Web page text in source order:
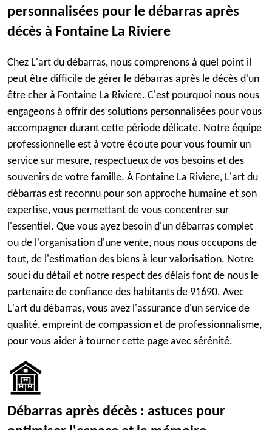
personnalisées pour le débarras après
décès à Fontaine La Riviere
Chez L'art du débarras, nous comprenons à quel point il
peut être difficile de gérer le débarras après le décès d'un
être cher à Fontaine La Riviere. C'est pourquoi nous nous
engageons à offrir des solutions personnalisées pour vous
accompagner durant cette période délicate. Notre équipe
professionnelle est à votre écoute pour vous fournir un
service sur mesure, respectueux de vos besoins et des
souvenirs de votre famille. À Fontaine La Riviere, L'art du
débarras est reconnu pour son approche humaine et son
expertise, vous permettant de vous concentrer sur
l'essentiel. Que vous ayez besoin d'un débarras complet
ou de l'organisation d'une vente, nous nous occupons de
tout, de l'estimation des biens à leur valorisation. Notre
souci du détail et notre respect des délais font de nous le
partenaire de confiance des habitants de 91690. Avec
L'art du débarras, vous avez l'assurance d'un service de
qualité, empreint de compassion et de professionnalisme,
pour vous aider à tourner cette page avec sérénité.
Débarras après décès : astuces pour